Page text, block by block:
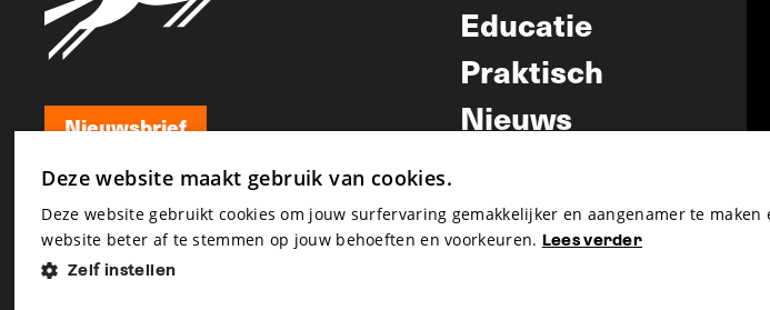
Nieuwsbrief
Nieuwsbrief
Educatie
Praktisch
Nieuws
Deze website maakt gebruik van cookies.
Deze website gebruikt cookies om jouw surfervaring gemakkelijker en aangenamer te
website beter af te stemmen op jouw behoeften en voorkeuren. Lees verder
Zelf instellen